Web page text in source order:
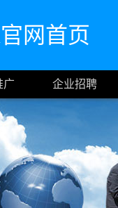
网首页
广 企业招聘